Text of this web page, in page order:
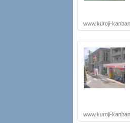
www.kuroji-
www.kuroji-